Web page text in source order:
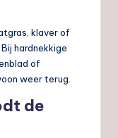
klaver of
hardnekkige
of
weer terug.
de